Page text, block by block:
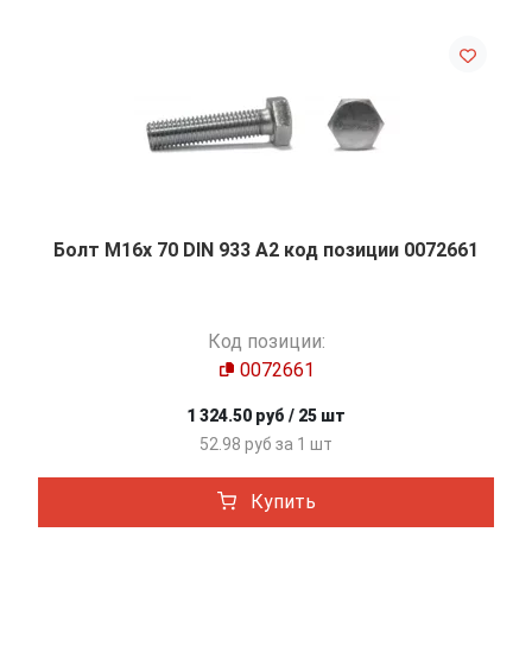
Болт М16х 70 DIN 933 A2 код позиции 0072661
Код позиции:
0072661
1 324.50 руб / 25 шт
52.98 руб за 1 шт
Купить